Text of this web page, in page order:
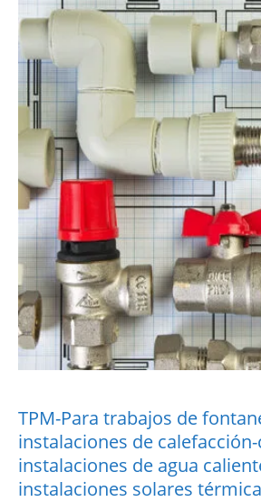
More Information
TPM-Para trabajos de
instalaciones de
instalaciones de agua
instalaciones solares